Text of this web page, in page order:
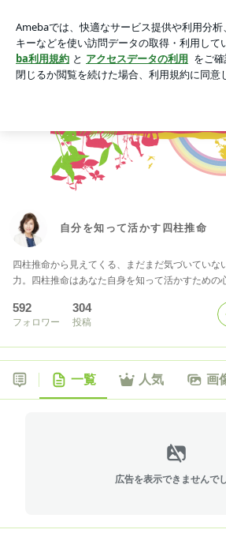
アプリをダウンロードして ブログの更新通知
ょう。
自分を知って活かす四柱推命
四柱推命から見えてくる、まだまだ気づいていな
力。四柱推命はあなた自身を知って活かすための
592
フォロワー
304
投稿
一覧 人気 画
広告を表示できませんで